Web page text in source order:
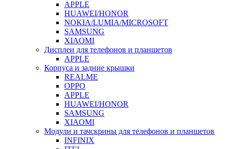
APPLE
HUAWEI/HONOR
NOKIA/LUMIA/MICROSOFT
SAMSUNG
XIAOMI
Дисплеи для телефонов и планшетов
APPLE
Корпуса и задние крышки
REALME
OPPO
APPLE
HUAWEI/HONOR
SAMSUNG
XIAOMI
Модули и тачскрины для телефонов и планшетов
INFINIX